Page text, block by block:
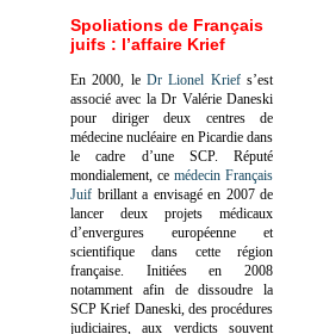
Spoliations de Français
juifs : l’affaire Krief
En 2000, le Dr Lionel Kriefs’est
associé avec la Dr Valérie Daneski
pour diriger deux centres de
médecine nucléaire en Picardie dans
le cadre d’une SCP. Réputé
mondialement, ce médecin Français
Juif brillant a envisagé en 2007 de
lancer deux projets médicaux
d’envergures européenne et
scientifique dans cette région
française. Initiées en 2008
notamment afin de dissoudre la
SCP Krief Daneski, des procédures
judiciaires, aux verdicts souvent